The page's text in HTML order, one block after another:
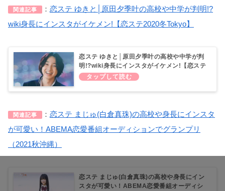
関連記事 ： 恋ステ ゆきと│原田夕季叶の高校や中学が判明!?
wiki身長にインスタがイケメン!【恋ステ2020冬Tokyo】
恋ステ ゆきと│原田夕季叶の高校や中学が判
明!?wiki身長にインスタがイケメン!【恋ステ
2020冬Tokyo・2022秋】
関連記事 ： 恋ステ まじゅ(白倉真珠)の高校や身長にインスタ
が可愛い！ABEMA恋愛番組オーディションでグランプリ
（2021秋沖縄）
恋ステ まじゅ(白倉真珠)の高校や身長にイン
スタが可愛い！ABEMA恋愛番組オーディシ